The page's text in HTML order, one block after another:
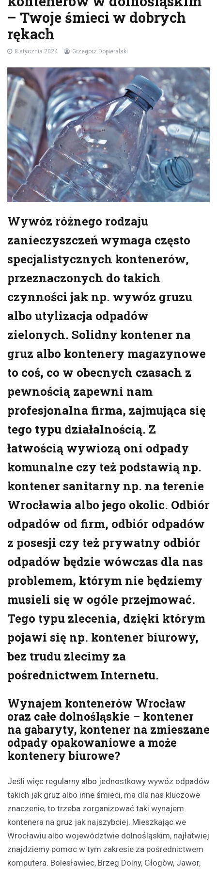
– Twoje śmieci w dobrych
rękach
8 stycznia 2024 Grzegorz Dopieralski
Wywóz różnego rodzaju
zanieczyszczeń wymaga często
specjalistycznych kontenerów,
przeznaczonych do takich
czynności jak np. wywóz gruzu
albo utylizacja odpadów
zielonych. Solidny kontener na
gruz albo kontenery magazynowe
to coś, co w obecnych czasach z
pewnością zapewni nam
profesjonalna firma, zajmująca się
tego typu działalnością. Z
łatwością wywiozą oni odpady
komunalne czy też podstawią np.
kontener sanitarny np. na terenie
Wrocławia albo jego okolic. Odbiór
odpadów od firm, odbiór odpadów
z posesji czy też prywatny odbiór
odpadów będzie wówczas dla nas
problemem, którym nie będziemy
musieli się w ogóle przejmować.
Tego typu zlecenia, dzięki którym
pojawi się np. kontener biurowy,
bez trudu zlecimy za
pośrednictwem Internetu.
Wynajem kontenerów Wrocław
oraz całe dolnośląskie – kontener
na gabaryty, kontener na zmieszane
odpady opakowaniowe a może
kontenery biurowe?
Jeśli więc regularny albo jednostkowy wywóz odpadów
takich jak gruz albo inne śmieci, ma dla nas kluczowe
znaczenie, to trzeba zorganizować taki wynajem
kontenera na gruz jak najszybciej. Mieszkając we
Wrocławiu albo województwie dolnośląskim, najłatwiej
znajdziemy pomoc w tym zakresie za pośrednictwem
komputera. Bolesławiec, Brzeg Dolny, Głogów, Jawor,